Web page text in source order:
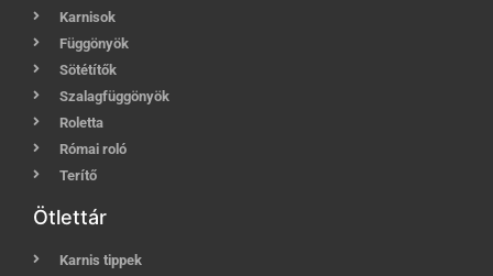
Karnisok
Függönyök
Sötétítők
Szalagfüggönyök
Roletta
Római roló
Terítő
Ötlettár
Karnis tippek